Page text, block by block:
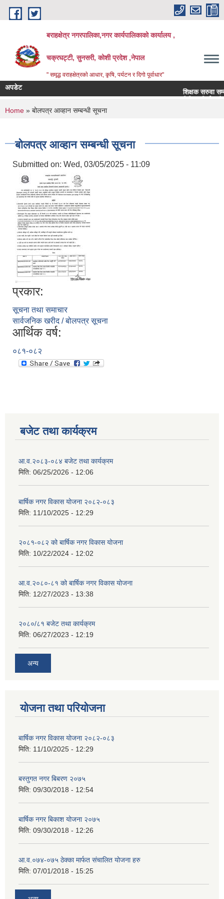
Skip to main content
बराहक्षेत्र नगरपालिका,नगर कार्यपालिकाको कार्यालय ,
चक्रघट्टी, सुनसरी, कोशी प्रदेश ,नेपाल
" समृद्ध वराहक्षेत्रकाे आधार, कृषि, पर्यटन र दिगो पूर्वाधार"
अपडेट
शिक्षक सरुवा सम्बन्धी
You are here
Home » बोलपत्र आव्हान सम्बन्धी सूचना
बोलपत्र आव्हान सम्बन्धी सूचना
Submitted on: Wed, 03/05/2025 - 11:09
प्रकार:
सूचना तथा समाचार
सार्वजनिक खरीद / बोलपत्र सूचना
आर्थिक वर्ष:
०८१-०८२
बजेट तथा कार्यक्रम
आ.व.२०८३-०८४ बजेट तथा कार्यक्रम
मिति: 06/25/2026 - 12:06
बार्षिक नगर विकास योजना २०८२-०८३
मिति: 11/10/2025 - 12:29
२०८१-०८२ को बार्षिक नगर विकास योजना
मिति: 10/22/2024 - 12:02
आ.व.२०८०-८१ को बार्षिक नगर विकास योजना
मिति: 12/27/2023 - 13:38
२०८०/८१ बजेट तथा कार्यक्रम
मिति: 06/27/2023 - 12:19
अन्य
योजना तथा परियोजना
बार्षिक नगर विकास योजना २०८२-०८३
मिति: 11/10/2025 - 12:29
बस्तुगत नगर बिबरण २०७५
मिति: 09/30/2018 - 12:54
बार्षिक नगर बिकाश योजना २०७५
मिति: 09/30/2018 - 12:26
आ.व.०७४-०७५ ठेक्का मार्फत संचालित योजना हरु
मिति: 07/01/2018 - 15:25